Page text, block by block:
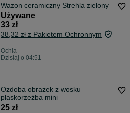
Wazon ceramiczny Strehla zielony
Używane
33 zł
38,32 zł z Pakietem Ochronnym
Ochla
Dzisiaj o 04:51
Ozdoba obrazek z wosku
płaskorzeźba mini
25 zł